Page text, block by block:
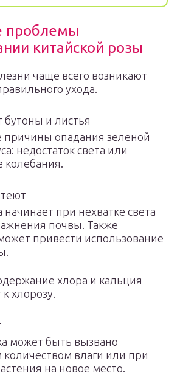
проблемы
китайской розы
чаще всего возникают
ухода.
бутоны и листья
причины опадания зеленой
недостаток света или
колебания.
при нехватке света
почвы. Также
привести использование
хлора и кальция
хлорозу.
может быть вызвано
влаги или при
на новое место.